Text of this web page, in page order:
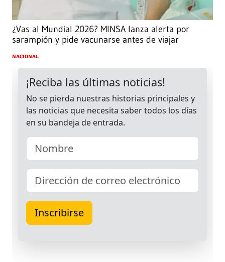
¿Vas al Mundial 2026? MINSA lanza alerta por
sarampión y pide vacunarse antes de viajar
NACIONAL